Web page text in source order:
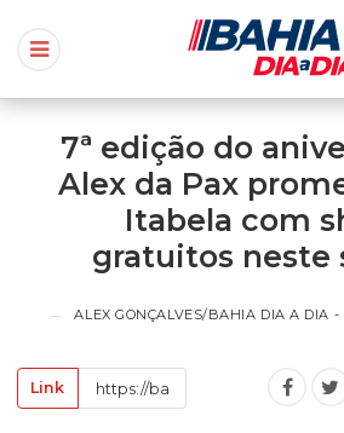
7ª edição do
Alex da Pax
Itabela com
gratuitos neste
ALEX GONÇALVES/BAHIA DIA A DIA -
Link